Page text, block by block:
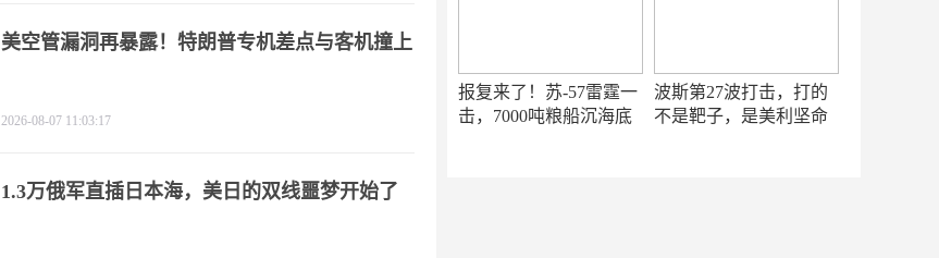
报复来了！苏-57雷霆一
击，7000吨粮船沉海底
波斯第27波打击，打的
不是靶子，是美利坚命
美空管漏洞再暴露！特朗普专机差点与客机撞上
2026-08-07 11:03:17
1.3万俄军直插日本海，美日的双线噩梦开始了